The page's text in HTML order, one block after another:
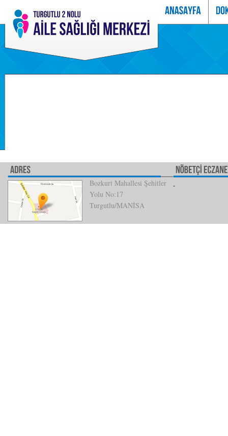
Bozkurt Mahallesi Şehitler
Yolu No:17
Turgutlu/MANİSA